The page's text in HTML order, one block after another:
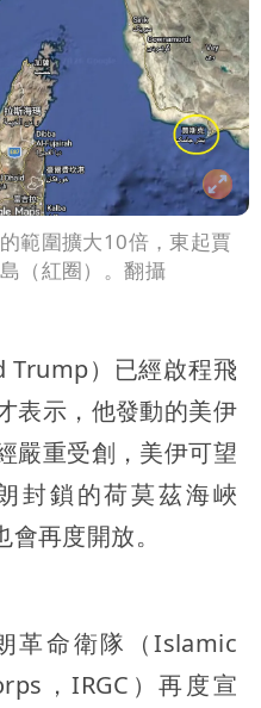
範圍擴大10倍，東起賈
（紅圈）。翻攝
Trump）已經啟程飛
表示，他發動的美伊
嚴重受創，美伊可望
封鎖的荷莫茲海峽
再度開放。
革命衛隊（Islamic
，IRGC）再度宣